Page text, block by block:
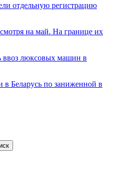
отдельную регистрацию
на май. На границе их
ввоз люксовых машин в
Беларусь по заниженной в